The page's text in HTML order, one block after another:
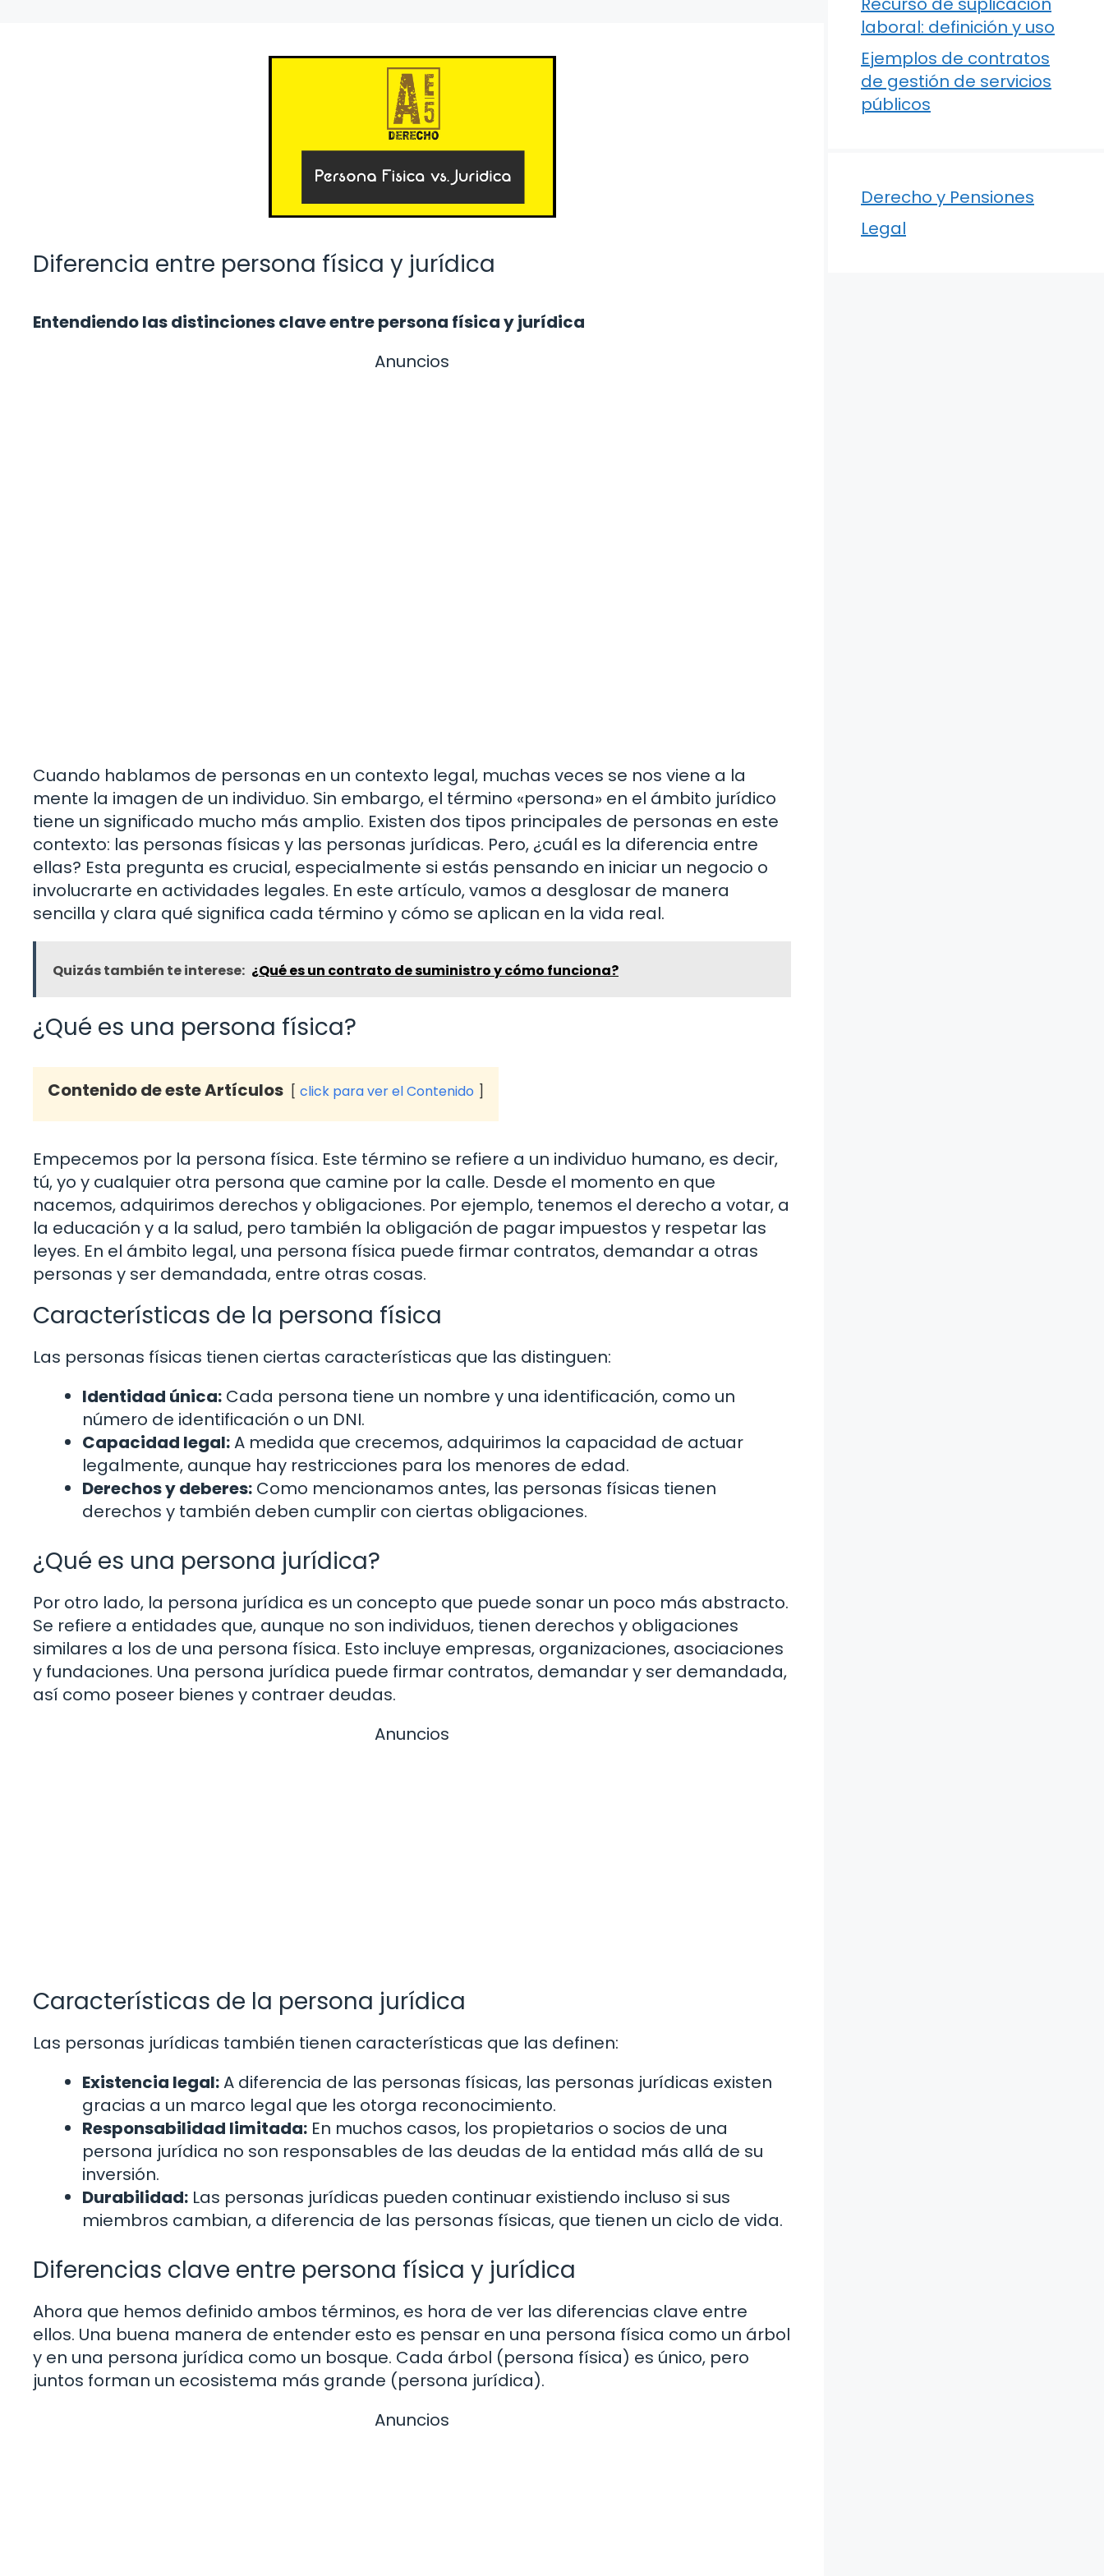
Diferencia entre persona física y jurídica
Entendiendo las distinciones clave entre persona física y jurídica
Anuncios
Cuando hablamos de personas en un contexto legal, muchas veces se nos viene a la
mente la imagen de un individuo. Sin embargo, el término «persona» en el ámbito jurídico
tiene un significado mucho más amplio. Existen dos tipos principales de personas en este
contexto: las personas físicas y las personas jurídicas. Pero, ¿cuál es la diferencia entre
ellas? Esta pregunta es crucial, especialmente si estás pensando en iniciar un negocio o
involucrarte en actividades legales. En este artículo, vamos a desglosar de manera
sencilla y clara qué significa cada término y cómo se aplican en la vida real.
Quizás también te interese: ¿Qué es un contrato de suministro y cómo funciona?
¿Qué es una persona física?
Contenido de este Artículos click para ver el Contenido
Empecemos por la persona física. Este término se refiere a un individuo humano, es decir,
tú, yo y cualquier otra persona que camine por la calle. Desde el momento en que
nacemos, adquirimos derechos y obligaciones. Por ejemplo, tenemos el derecho a votar, a
la educación y a la salud, pero también la obligación de pagar impuestos y respetar las
leyes. En el ámbito legal, una persona física puede firmar contratos, demandar a otras
personas y ser demandada, entre otras cosas.
Características de la persona física
Las personas físicas tienen ciertas características que las distinguen:
Identidad única: Cada persona tiene un nombre y una identificación, como un
número de identificación o un DNI.
Capacidad legal:A medida que crecemos, adquirimos la capacidad de actuar
legalmente, aunque hay restricciones para los menores de edad.
Derechos y deberes: Como mencionamos antes, las personas físicas tienen
derechos y también deben cumplir con ciertas obligaciones.
¿Qué es una persona jurídica?
Por otro lado, la persona jurídica es un concepto que puede sonar un poco más abstracto.
Se refiere a entidades que, aunque no son individuos, tienen derechos y obligaciones
similares a los de una persona física. Esto incluye empresas, organizaciones, asociaciones
y fundaciones. Una persona jurídica puede firmar contratos, demandar y ser demandada,
así como poseer bienes y contraer deudas.
Anuncios
Características de la persona jurídica
Las personas jurídicas también tienen características que las definen:
Existencia legal:A diferencia de las personas físicas, las personas jurídicas existen
gracias a un marco legal que les otorga reconocimiento.
Responsabilidad limitada: En muchos casos, los propietarios o socios de una
persona jurídica no son responsables de las deudas de la entidad más allá de su
inversión.
Durabilidad: Las personas jurídicas pueden continuar existiendo incluso si sus
miembros cambian, a diferencia de las personas físicas, que tienen un ciclo de vida.
Diferencias clave entre persona física y jurídica
Ahora que hemos definido ambos términos, es hora de ver las diferencias clave entre
ellos. Una buena manera de entender esto es pensar en una persona física como un árbol
y en una persona jurídica como un bosque. Cada árbol (persona física) es único, pero
juntos forman un ecosistema más grande (persona jurídica).
Anuncios
laboral: definición y uso
Ejemplos de contratos
de gestión de servicios
públicos
Derecho y Pensiones
Legal